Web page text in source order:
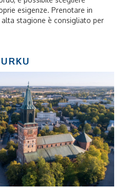
esigenze. Prenotare in
stagione è consigliato per